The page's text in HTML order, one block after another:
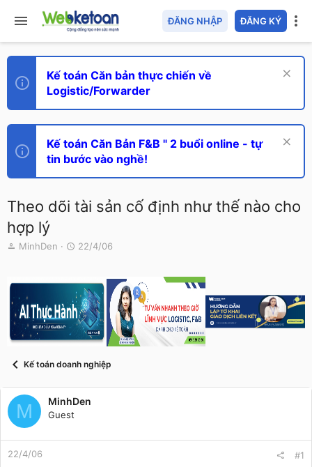
ĐĂNG NHẬP ĐĂNG KÝ
Kế toán Căn bản thực chiến về
Logistic/Forwarder
Kế toán Căn Bản F&B " 2 buổi online - tự
tin bước vào nghề!
Theo dõi tài sản cố định như thế nào cho
hợp lý
T
e
a
d
s
a
r
MinhDen
N
y
g
ử
i
22/4/06
Kế toán doanh nghiệp
M MinhDen
Guest
22/4/06 #1